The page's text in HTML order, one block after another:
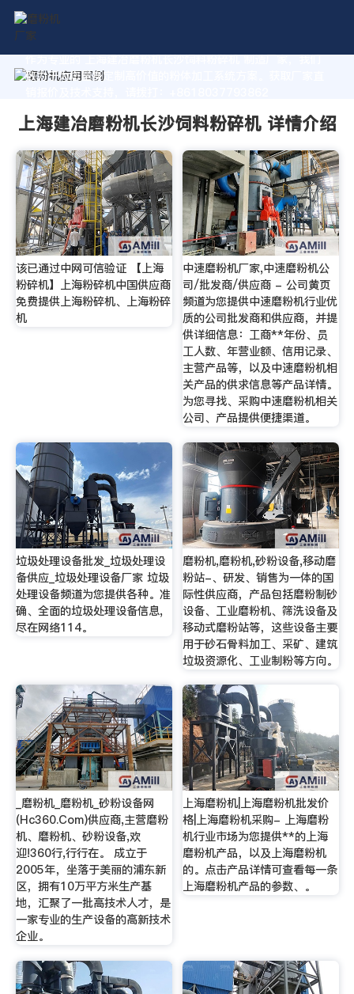
作为专业的 上海建冶磨粉机长沙饲料粉碎机 制造厂家，我们
致力于为您量身定制高价值的粉体加工系统方案。获取厂家直
上海建冶磨粉机长沙饲料粉碎机 详情介绍
该已通过中网可信验证 【上海
粉碎机】上海粉碎机中国供应商
免费提供上海粉碎机、上海粉碎
机
中速磨粉机厂家,中速磨粉机公
司/批发商/供应商 - 公司黄页
频道为您提供中速磨粉机行业优
质的公司批发商和供应商，并提
供详细信息：工商**年份、员
工人数、年营业额、信用记录、
主营产品等，以及中速磨粉机相
关产品的供求信息等产品详情。
为您寻找、采购中速磨粉机相关
公司、产品提供便捷渠道。
垃圾处理设备批发_垃圾处理设
备供应_垃圾处理设备厂家 垃圾
处理设备频道为您提供各种。准
确、全面的垃圾处理设备信息,
尽在网络114。
磨粉机,磨粉机,砂粉设备,移动磨
粉站-、研发、销售为一体的国
际性供应商，产品包括磨粉制砂
设备、工业磨粉机、筛洗设备及
移动式磨粉站等，这些设备主要
用于砂石骨料加工、采矿、建筑
垃圾资源化、工业制粉等方向。
_磨粉机_磨粉机_砂粉设备网
(Hc360.Com)供应商,主营磨粉
机、磨粉机、砂粉设备,欢
迎!360行,行行在。 成立于
2005年，坐落于美丽的浦东新
区，拥有10万平方米生产基
地，汇聚了一批高技术人才，是
一家专业的生产设备的高新技术
企业。
上海磨粉机|上海磨粉机批发价
格|上海磨粉机采购- 上海磨粉
机行业市场为您提供**的上海
磨粉机产品，以及上海磨粉机
的。点击产品详情可查看每一条
上海磨粉机产品的参数、。